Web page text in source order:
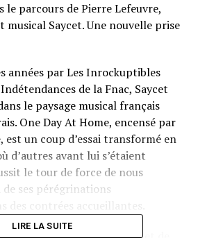
le parcours de Pierre Lefeuvre,
Saycet. Une nouvelle prise
années par Les Inrockuptibles
de la Fnac, Saycet
le paysage musical français
One Day At Home, encensé par
est un coup d’essai transformé en
d’autres avant lui s’étaient
le tour de force de nous
ses pérégrinations
LIRE LA SUITE